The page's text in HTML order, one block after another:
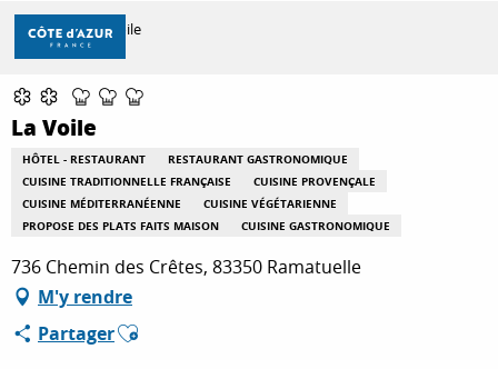
Aller
contenu
principal
DÉCOUVRIR
À FAIRE
SÉJOURNER
Accueil La Voile
La Voile
HÔTEL - RESTAURANT
RESTAURANT GASTRONOMIQUE
CUISINE TRADITIONNELLE FRANÇAISE
CUISINE PROVENÇALE
CUISINE MÉDITERRANÉENNE
CUISINE VÉGÉTARIENNE
PROPOSE DES PLATS FAITS MAISON
CUISINE GASTRONOMIQUE
736 Chemin des Crêtes, 83350 Ramatuelle
M'y rendre
PartagerAjouter aux favoris